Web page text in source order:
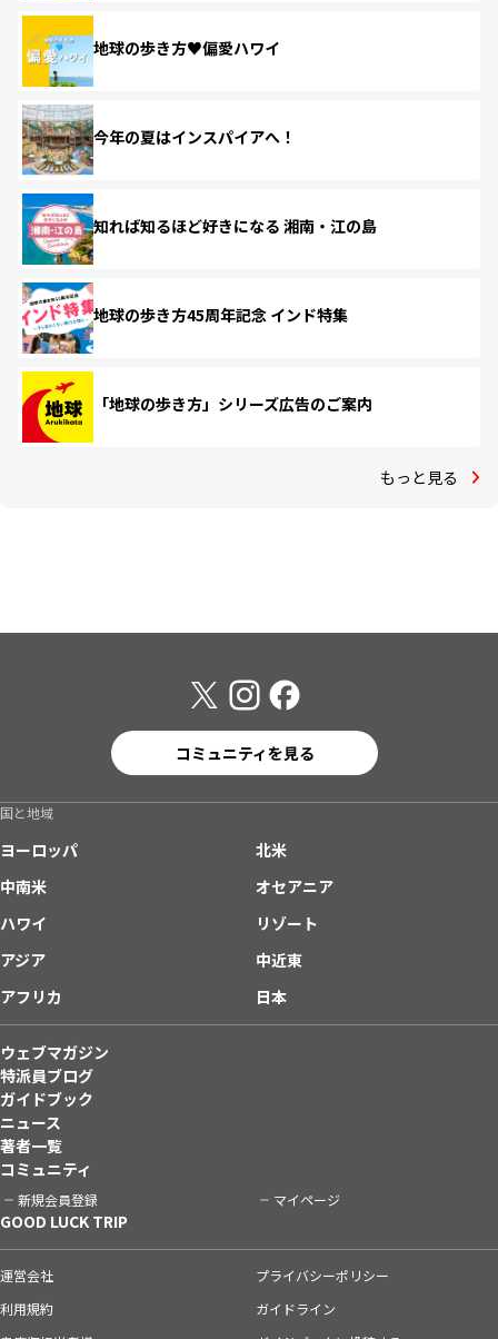
地球の歩き方♥偏愛ハワイ
今年の夏はインスパイアへ！
知れば知るほど好きになる 湘南・江の島
地球の歩き方45周年記念 インド特集
「地球の歩き方」シリーズ広告のご案内
もっと見る
コミュニティを見る
国と地域
ヨーロッパ
北米
中南米
オセアニア
ハワイ
リゾート
アジア
中近東
アフリカ
日本
ウェブマガジン
特派員ブログ
ガイドブック
ニュース
著者一覧
コミュニティ
新規会員登録 マイページ
GOOD LUCK TRIP
運営会社
プライバシーポリシー
利用規約
ガイドライン